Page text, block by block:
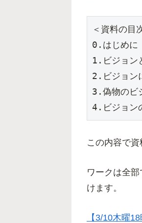
＜資料の目
0.はじめに
1.ビジョン
2.ビジョン
3.偽物のビ
4.ビジョン
この内容で資
ワークは全
けます。
【3/10木曜